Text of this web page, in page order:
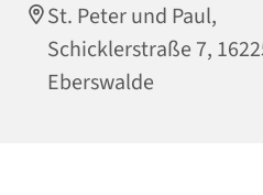
St. Peter und Paul,
Schicklerstraße 7,
Eberswalde